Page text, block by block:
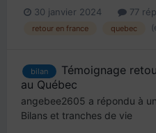
30 janvier 2024 77
retour en france quebec
bilan
Témoignage
au Québec
angebee2605 a répondu à
Bilans et tranches de vie